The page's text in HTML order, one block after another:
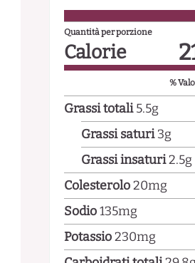
Quantità per porzione
Calorie
%
Grassi totali 5.5g
Grassi saturi 3g
Grassi insaturi2.5g
Colesterolo20mg
Sodio135mg
Potassio230mg